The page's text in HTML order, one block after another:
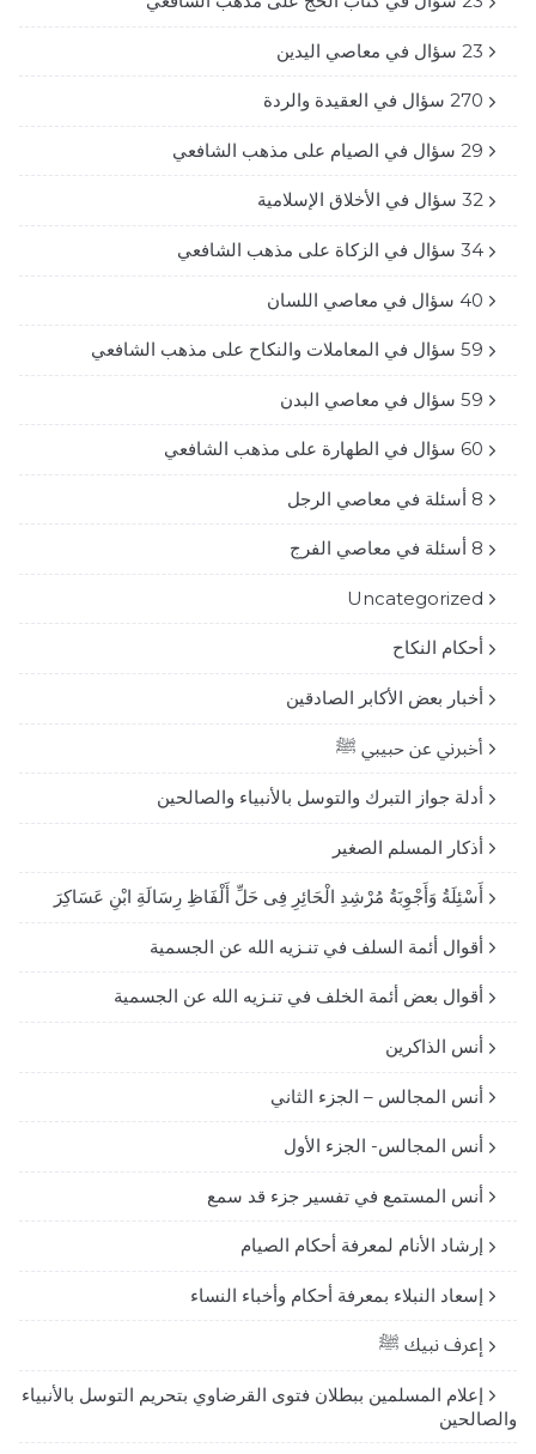
23 سؤال في معاصي اليدين
270 سؤال في العقيدة والردة
29 سؤال في الصيام على مذهب الشافعي
32 سؤال في الأخلاق الإسلامية
34 سؤال في الزكاة على مذهب الشافعي
40 سؤال في معاصي اللسان
59 سؤال في المعاملات والنكاح على مذهب الشافعي
59 سؤال في معاصي البدن
60 سؤال في الطهارة على مذهب الشافعي
8 أسئلة في معاصي الرجل
8 أسئلة في معاصي الفرج
Uncategorized
أحكام النكاح
أخبار بعض الأكابر الصادقين
أخبرني عن حبيبي ﷺ
أدلة جواز التبرك والتوسل بالأنبياء والصالحين
أذكار المسلم الصغير
أَسْئِلَةُ وَأَجْوِبَةُ مُرْشِدِ الْحَائِرِ فِى حَلِّ أَلْفَاظِ رِسَالَةِ ابْنِ عَسَاكِرَ
أقوال أئمة السلف في تنـزيه الله عن الجسمية
أقوال بعض أئمة الخلف في تنـزيه الله عن الجسمية
أنس الذاكرين
أنس المجالس – الجزء الثاني
أنس المجالس- الجزء الأول
أنس المستمع في تفسير جزء قد سمع
إرشاد الأنام لمعرفة أحكام الصيام
إسعاد النبلاء بمعرفة أحكام وأخباء النساء
إعرف نبيك ﷺ
إعلام المسلمين ببطلان فتوى القرضاوي بتحريم التوسل بالأنبياء
والصالحين